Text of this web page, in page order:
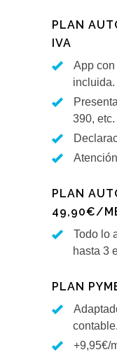
PLAN
IVA
App
incluida.
390, etc.
PLAN
49,90€/
Todo lo
hasta 3
PLAN
contable.
+9,95€/